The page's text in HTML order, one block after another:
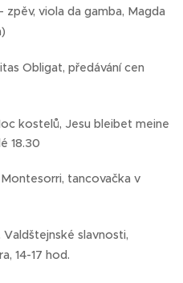
viola da gamba, Magda
Obligat, předávání cen
kostelů, Jesu bleibet meine
18.30
tancovačka v
Valdštejnské slavnosti,
14-17 hod.